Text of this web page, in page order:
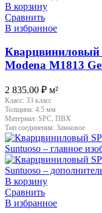
В корзину
Сравнить
В избранное
Кварцвиниловый
Modena M1813
2 835.00 ₽ м²
Класс: 33 класс
Толщина: 4.5 мм
Материал: SPC, ПВХ
Тип соединения: Замковое
В корзину
Сравнить
В избранное